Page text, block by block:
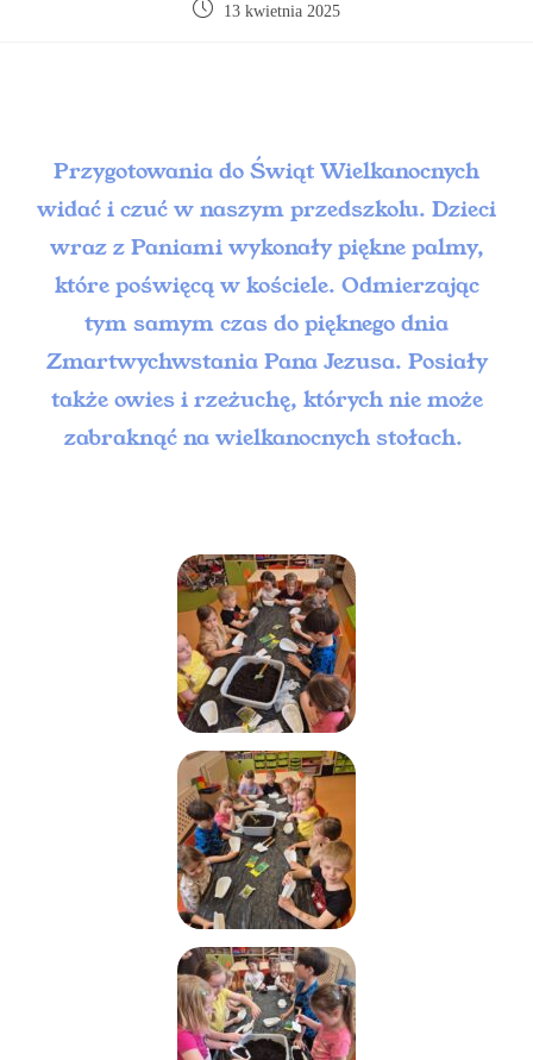
13 kwietnia 2025
Przygotowania do Świąt Wielkanocnych
widać i czuć w naszym przedszkolu. Dzieci
wraz z Paniami wykonały piękne palmy,
które poświęcą w kościele. Odmierzając
tym samym czas do pięknego dnia
Zmartwychwstania Pana Jezusa. Posiały
także owies i rzeżuchę, których nie może
zabraknąć na wielkanocnych stołach.